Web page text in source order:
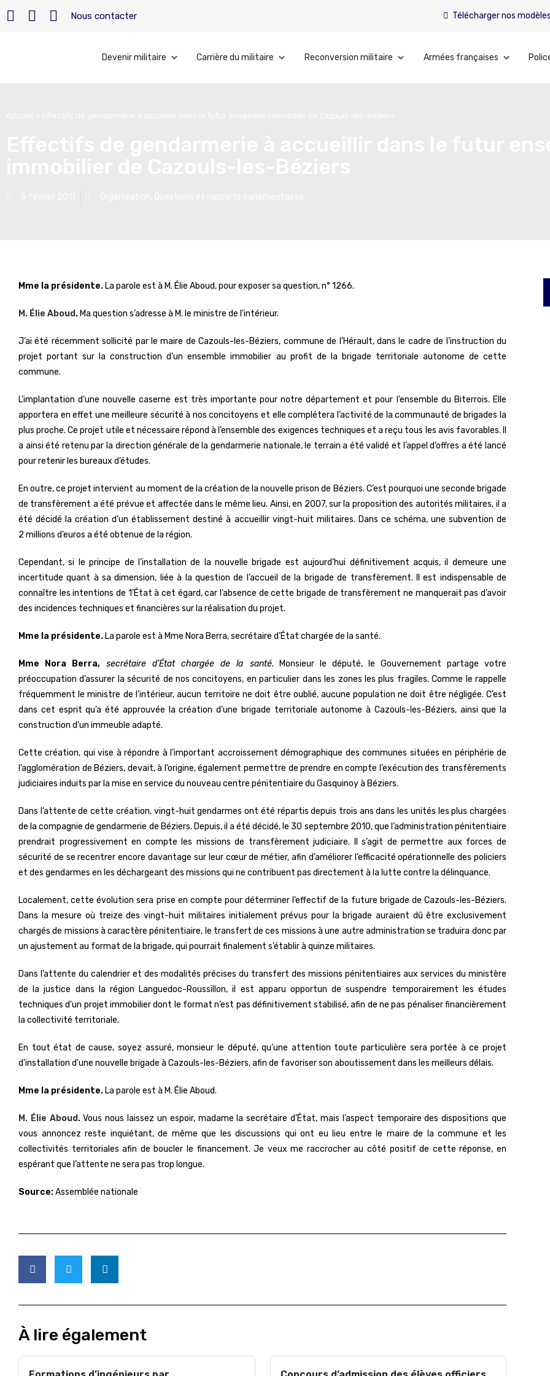
Nous contacter Télécharger nos modèles
Devenir militaire Carrière du militaire Reconversion militaire Armées françaises
Mme la présidente. La parole est à M. Élie Aboud, pour exposer sa question, n° 1266.
M. Élie Aboud. Ma question s’adresse à M. le ministre de l’intérieur.
J’ai été récemment sollicité par le maire de Cazouls-les-Béziers, commune de l’Hérault, dans le cadre de l’instruction du
projet portant sur la construction d’un ensemble immobilier au profit de la brigade territoriale autonome de cette
commune.
L’implantation d’une nouvelle caserne est très importante pour notre département et pour l’ensemble du Biterrois. Elle
apportera en effet une meilleure sécurité à nos concitoyens et elle complétera l’activité de la communauté de brigades la
plus proche. Ce projet utile et nécessaire répond à l’ensemble des exigences techniques et a reçu tous les avis favorables. Il
a ainsi été retenu par la direction générale de la gendarmerie nationale, le terrain a été validé et l’appel d’offres a été lancé
pour retenir les bureaux d’études.
En outre, ce projet intervient au moment de la création de la nouvelle prison de Béziers. C’est pourquoi une seconde brigade
de transfèrement a été prévue et affectée dans le même lieu. Ainsi, en 2007, sur la proposition des autorités militaires, il a
été décidé la création d’un établissement destiné à accueillir vingt-huit militaires. Dans ce schéma, une subvention de
2 millions d’euros a été obtenue de la région.
Cependant, si le principe de l’installation de la nouvelle brigade est aujourd’hui définitivement acquis, il demeure une
incertitude quant à sa dimension, liée à la question de l’accueil de la brigade de transfèrement. Il est indispensable de
connaître les intentions de 1’État à cet égard, car l’absence de cette brigade de transfèrement ne manquerait pas d’avoir
des incidences techniques et financières sur la réalisation du projet.
Mme la présidente. La parole est à Mme Nora Berra, secrétaire d’État chargée de la santé.
Mme Nora Berra, secrétaire d’État chargée de la santé. Monsieur le député, le Gouvernement partage votre
préoccupation d’assurer la sécurité de nos concitoyens, en particulier dans les zones les plus fragiles. Comme le rappelle
fréquemment le ministre de l’intérieur, aucun territoire ne doit être oublié, aucune population ne doit être négligée. C’est
dans cet esprit qu’a été approuvée la création d’une brigade territoriale autonome à Cazouls-les-Béziers, ainsi que la
construction d’un immeuble adapté.
Cette création, qui vise à répondre à l’important accroissement démographique des communes situées en périphérie de
l’agglomération de Béziers, devait, à l’origine, également permettre de prendre en compte l’exécution des transfèrements
judiciaires induits par la mise en service du nouveau centre pénitentiaire du Gasquinoy à Béziers.
Dans l’attente de cette création, vingt-huit gendarmes ont été répartis depuis trois ans dans les unités les plus chargées
de la compagnie de gendarmerie de Béziers. Depuis, il a été décidé, le 30 septembre 2010, que l’administration pénitentiaire
prendrait progressivement en compte les missions de transfèrement judiciaire. Il s’agit de permettre aux forces de
sécurité de se recentrer encore davantage sur leur cœur de métier, afin d’améliorer l’efficacité opérationnelle des policiers
et des gendarmes en les déchargeant des missions qui ne contribuent pas directement à la lutte contre la délinquance.
Localement, cette évolution sera prise en compte pour déterminer l’effectif de la future brigade de Cazouls-les-Béziers.
Dans la mesure où treize des vingt-huit militaires initialement prévus pour la brigade auraient dû être exclusivement
chargés de missions à caractère pénitentiaire, le transfert de ces missions à une autre administration se traduira donc par
un ajustement au format de la brigade, qui pourrait finalement s’établir à quinze militaires.
Dans l’attente du calendrier et des modalités précises du transfert des missions pénitentiaires aux services du ministère
de la justice dans la région Languedoc-Roussillon, il est apparu opportun de suspendre temporairement les études
techniques d’un projet immobilier dont le format n’est pas définitivement stabilisé, afin de ne pas pénaliser financièrement
la collectivité territoriale.
En tout état de cause, soyez assuré, monsieur le député, qu’une attention toute particulière sera portée à ce projet
d’installation d’une nouvelle brigade à Cazouls-les-Béziers, afin de favoriser son aboutissement dans les meilleurs délais.
Mme la présidente. La parole est à M. Élie Aboud.
M. Élie Aboud.Vous nous laissez un espoir, madame la secrétaire d’État, mais l’aspect temporaire des dispositions que
vous annoncez reste inquiétant, de même que les discussions qui ont eu lieu entre le maire de la commune et les
collectivités territoriales afin de boucler le financement. Je veux me raccrocher au côté positif de cette réponse, en
espérant que l’attente ne sera pas trop longue.
Source:Assemblée nationale
À lire également